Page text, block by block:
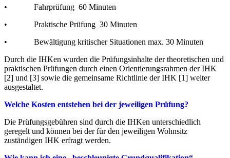
• Fahrprüfung 60 Minuten
• Praktische Prüfung 30 Minuten
• Bewältigung kritischer Situationen max. 30 Minuten
Durch die IHKen wurden die Prüfungsinhalte der theoretischen und
praktischen Prüfungen durch einen Orientierungsrahmen der IHK
[2] und [3] sowie die gemeinsame Richtlinie der IHK [1] weiter
ausgestaltet.
Welche Kosten entstehen bei der jeweiligen Prüfung?
Die Prüfungsgebühren sind durch die IHKen unterschiedlich
geregelt und können bei der für den jeweiligen Wohnsitz
zuständigen IHK erfragt werden.